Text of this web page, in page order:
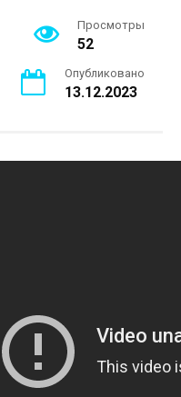
Просмотры
52
Опубликовано
13.12.2023